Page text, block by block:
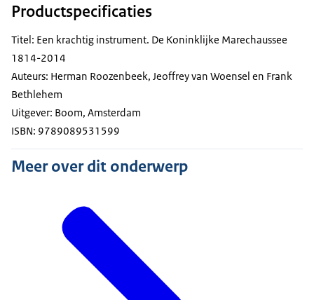
Productspecificaties
Titel: Een krachtig instrument. De Koninklijke Marechaussee
1814-2014
Auteurs: Herman Roozenbeek, Jeoffrey van Woensel en Frank
Bethlehem
Uitgever: Boom, Amsterdam
ISBN: 9789089531599
Meer over dit onderwerp